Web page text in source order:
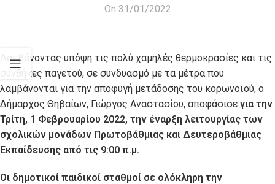
On 31/01/2022
Λαμβάνοντας υπόψη τις πολύ χαμηλές θερμοκρασίες και τις
συνθήκες παγετού, σε συνδυασμό με τα μέτρα που
λαμβάνονται για την αποφυγή μετάδοσης του κορωνοϊού, ο
Δήμαρχος Θηβαίων, Γιώργος Αναστασίου, αποφάσισε για την
Τρίτη, 1 Φεβρουαρίου 2022, την έναρξη λειτουργίας των
σχολικών μονάδων Πρωτοβάθμιας και Δευτεροβάθμιας
Εκπαίδευσης από τις 9:00 π.μ.
Οι δημοτικοί παιδικοί σταθμοί σε ολόκληρη την